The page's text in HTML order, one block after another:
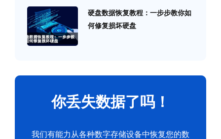
硬盘数据恢复教程：一步步教你如
何修复损坏硬盘
你丢失数据了吗！
我们有能力从各种数字存储设备中恢复您的数